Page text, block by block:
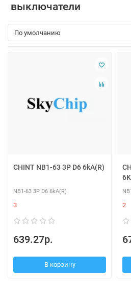
выключатели
CHINT NB1-63 3P D6 6kA(R)
NB1-63 3P D6 6kA(R)
3
639.27р.
В корзину
2